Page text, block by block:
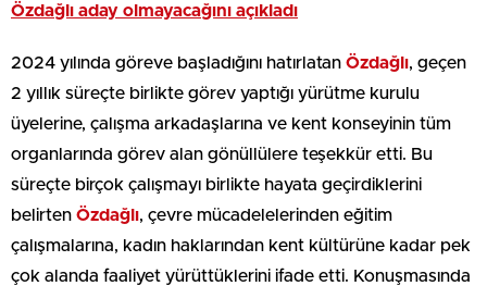
Özdağlı aday olmayacağını açıkladı
2024 yılında göreve başladığını hatırlatan Özdağlı, geçen
2 yıllık süreçte birlikte görev yaptığı yürütme kurulu
üyelerine, çalışma arkadaşlarına ve kent konseyinin tüm
organlarında görev alan gönüllülere teşekkür etti. Bu
süreçte birçok çalışmayı birlikte hayata geçirdiklerini
belirten Özdağlı, çevre mücadelelerinden eğitim
çalışmalarına, kadın haklarından kent kültürüne kadar pek
çok alanda faaliyet yürüttüklerini ifade etti. Konuşmasında